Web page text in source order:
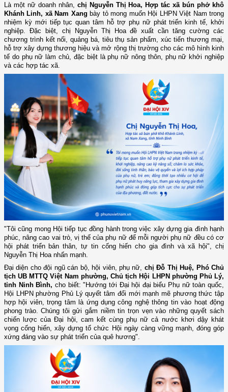
Là một nữ doanh nhân, chị Nguyễn Thị Hoa, Hợp tác xã bún phở khô
Khánh Linh, xã Nam Xang bày tỏ mong muốn Hội LHPN Việt Nam trong
nhiệm kỳ mới tiếp tục quan tâm hỗ trợ phụ nữ phát triển kinh tế, khởi
nghiệp. Đặc biệt, chị Nguyễn Thị Hoa đề xuất cần tăng cường các
chương trình kết nối, quảng bá, tiêu thụ sản phẩm, xúc tiến thương mại,
hỗ trợ xây dựng thương hiệu và mở rộng thị trường cho các mô hình kinh
tế do phụ nữ làm chủ, đặc biệt là phụ nữ nông thôn, phụ nữ khởi nghiệp
và các hợp tác xã.
"Tôi cũng mong Hội tiếp tục đồng hành trong việc xây dựng gia đình hạnh
phúc, nâng cao vai trò, vị thế của phụ nữ để mỗi người phụ nữ đều có cơ
hội phát triển bản thân, tự tin cống hiến cho gia đình và xã hội", chị
Nguyễn Thị Hoa nhấn mạnh.
Đại diện cho đội ngũ cán bộ, hội viên, phụ nữ, chị Đỗ Thị Huệ, Phó Chủ
tịch UB MTTQ Việt Nam phường, Chủ tịch Hội LHPN phường Phủ Lý,
tỉnh Ninh Bình, cho biết: "Hướng tới Đại hội đại biểu Phụ nữ toàn quốc,
Hội LHPN phường Phủ Lý quyết tâm đổi mới mạnh mẽ phương thức tập
hợp hội viên, trọng tâm là ứng dụng công nghệ thông tin vào hoạt động
phong trào. Chúng tôi gửi gắm niềm tin trọn vẹn vào những quyết sách
chiến lược của Đại hội, cam kết cùng phụ nữ cả nước khơi dậy khát
vọng cống hiến, xây dựng tổ chức Hội ngày càng vững mạnh, đóng góp
xứng đáng vào sự phát triển của quê hương".